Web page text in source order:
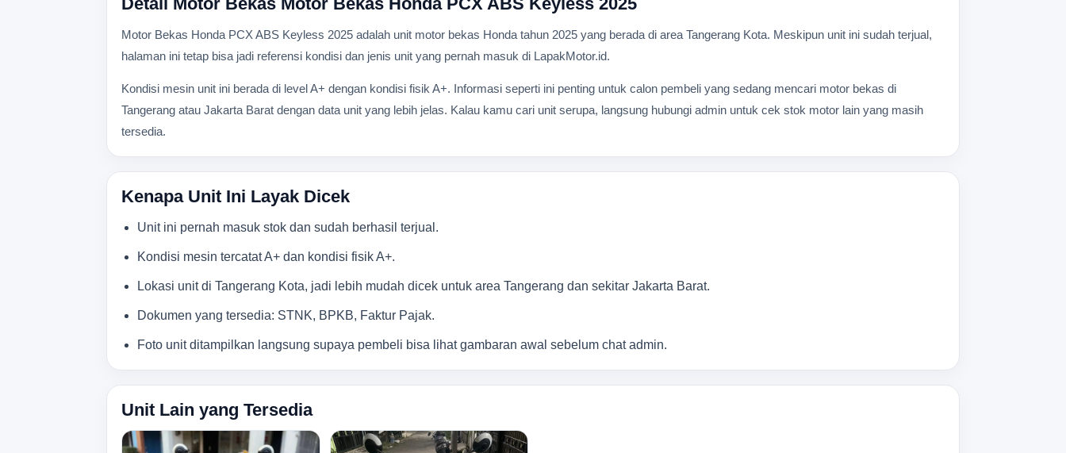
Motor Bekas Honda PCX ABS Keyless 2025 adalah unit motor bekas Honda tahun 2025 yang berada di area Tangerang Kota. Meskipun unit ini sudah terjual,
halaman ini tetap bisa jadi referensi kondisi dan jenis unit yang pernah masuk di LapakMotor.id.
Kondisi mesin unit ini berada di level A+ dengan kondisi fisik A+. Informasi seperti ini penting untuk calon pembeli yang sedang mencari motor bekas di
Tangerang atau Jakarta Barat dengan data unit yang lebih jelas. Kalau kamu cari unit serupa, langsung hubungi admin untuk cek stok motor lain yang masih
tersedia.
Kenapa Unit Ini Layak Dicek
Unit ini pernah masuk stok dan sudah berhasil terjual.
Kondisi mesin tercatat A+ dan kondisi fisik A+.
Lokasi unit di Tangerang Kota, jadi lebih mudah dicek untuk area Tangerang dan sekitar Jakarta Barat.
Dokumen yang tersedia: STNK, BPKB, Faktur Pajak.
Foto unit ditampilkan langsung supaya pembeli bisa lihat gambaran awal sebelum chat admin.
Unit Lain yang Tersedia